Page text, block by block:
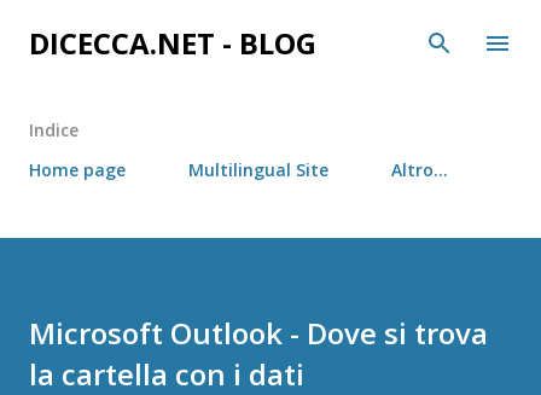
Passa ai contenuti principali
DICECCA.NET - BLOG
Indice
Home page
Multilingual Site Altro…
Microsoft Outlook - Dove si trova
la cartella con i dati